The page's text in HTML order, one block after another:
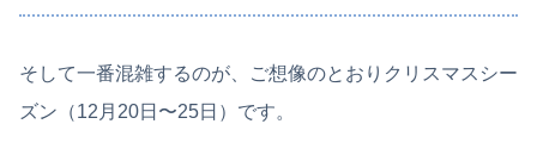
そして一番混雑するのが、ご想像のとおりクリスマスシー
ズン（12月20日〜25日）です。